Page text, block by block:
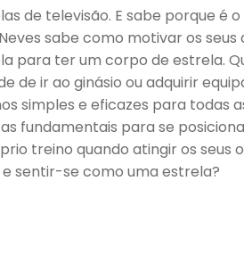
de televisão. E sabe porque é
sabe como motivar os
para ter um corpo de estrela.
ir ao ginásio ou adquirir
simples e eficazes para
fundamentais para se
treino quando atingir os
sentir-se como uma estrela?